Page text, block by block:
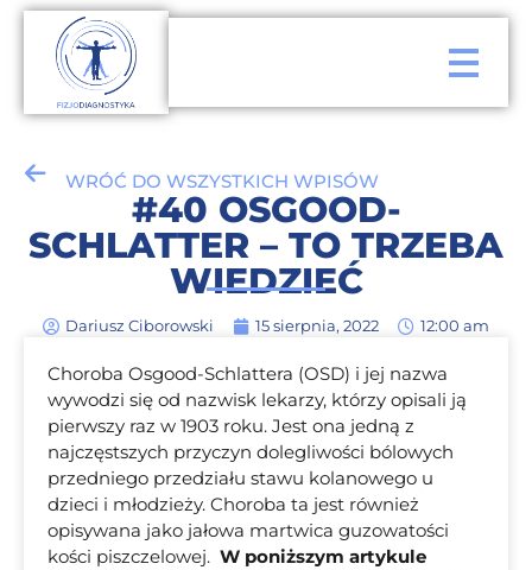
WRÓĆ DO WSZYSTKICH WPISÓW
#40 OSGOOD-
SCHLATTER – TO TRZEBA
WIEDZIEĆ
Dariusz Ciborowski 15 sierpnia, 2022 12:00 am
Choroba Osgood-Schlattera (OSD) i jej nazwa
wywodzi się od nazwisk lekarzy, którzy opisali ją
pierwszy raz w 1903 roku. Jest ona jedną z
najczęstszych przyczyn dolegliwości bólowych
przedniego przedziału stawu kolanowego u
dzieci i młodzieży. Choroba ta jest również
opisywana jako jałowa martwica guzowatości
kości piszczelowej. W poniższym artykule